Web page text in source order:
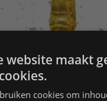
website maakt
cookies om